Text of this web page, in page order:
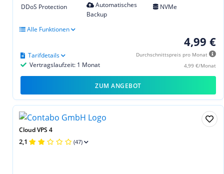
DDoS Protection
Automatisches
Backup
NVMe
Alle Funktionen
4,99 €
Durchschnittspreis pro Monat
4,99 €/Monat
Vertragslaufzeit: 1 Monat
Tarifdetails
ZUM ANGEBOT
Cloud VPS 4
2,1 (47)